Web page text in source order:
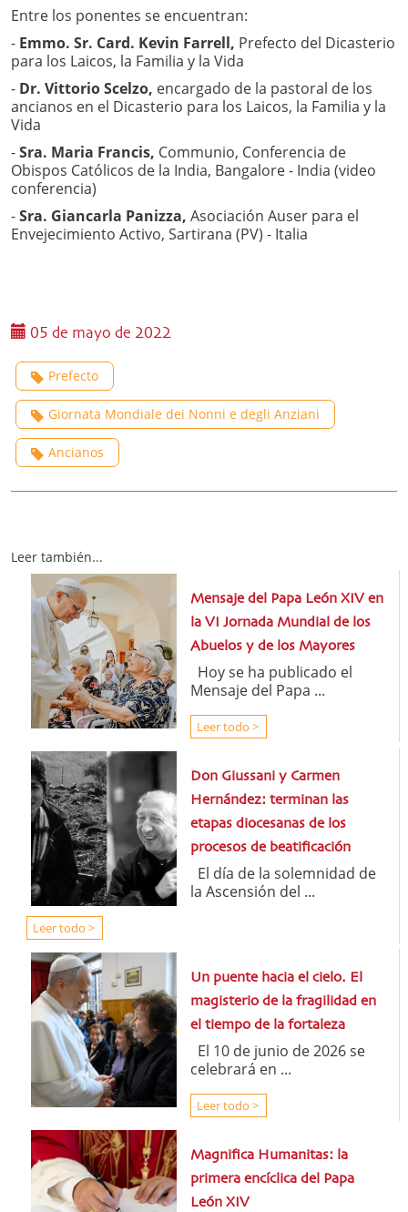
Entre los ponentes se encuentran:
- Emmo. Sr. Card. Kevin Farrell, Prefecto del Dicasterio
para los Laicos, la Familia y la Vida
- Dr. Vittorio Scelzo, encargado de la pastoral de los
ancianos en el Dicasterio para los Laicos, la Familia y la
Vida
-Sra. Maria Francis, Communio, Conferencia de
Obispos Católicos de la India, Bangalore - India (video
conferencia)
-Sra. Giancarla Panizza, Asociación Auser para el
Envejecimiento Activo, Sartirana (PV) - Italia
05 de mayo de 2022
Prefecto
Giornata Mondiale dei Nonni e degli Anziani
Ancianos
Leer también...
Mensaje del Papa León XIV en
la VI Jornada Mundial de los
Abuelos y de los Mayores
Hoy se ha publicado el
Mensaje del Papa ...
Leer todo >
Don Giussani y Carmen
Hernández: terminan las
etapas diocesanas de los
procesos de beatificación
El día de la solemnidad de
la Ascensión del ...
Leer todo >
Un puente hacia el cielo. El
magisterio de la fragilidad en
el tiempo de la fortaleza
El 10 de junio de 2026 se
celebrará en ...
Leer todo >
Magnifica Humanitas: la
primera encíclica del Papa
León XIV